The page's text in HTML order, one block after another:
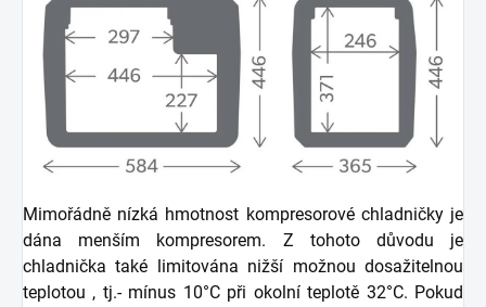
Mimořádně nízká hmotnost kompresorové chladničky je
dána menším kompresorem. Z tohoto důvodu je
chladnička také limitována nižší možnou dosažitelnou
teplotou , tj.- mínus 10°C při okolní teplotě 32°C. Pokud